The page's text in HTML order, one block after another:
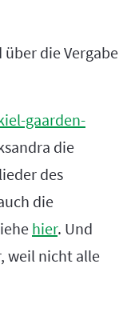
die Vergabe
gaarden-
die
des
die
hier. Und
weil nicht alle